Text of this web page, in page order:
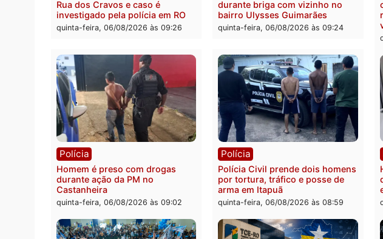
Polícia
Jovem é encontrado morto na
Rua dos Cravos e caso é
investigado pela polícia em RO
quinta-feira, 06/08/2026 às 09:26
Polícia
Homem é esfaqueado no tórax
durante briga com vizinho no
bairro Ulysses Guimarães
quinta-feira, 06/08/2026 às 09:24